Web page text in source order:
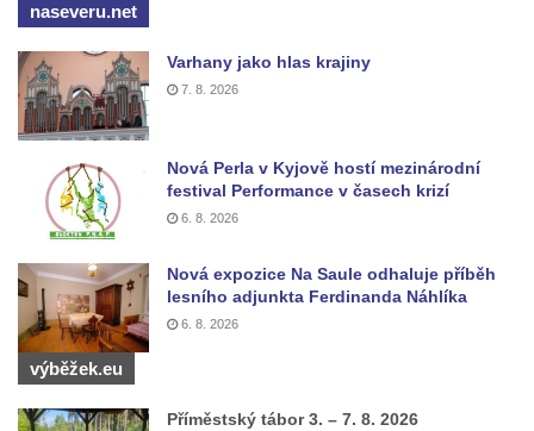
Českých Budějovicích
Pamětní deska Josefa Hloucha na
biskupské rezidenci v Českých
Budějovicích
Kamenném Újezdě
Pamětní kámen družebních obcí Kamenný
Kamenném Újezdě
Socha na náměstí J. V. Kamarýta ve
Velešíně
Pomník J. V. Kamarýta v Krumlovské ulici ve
Velešíně
naseveru.net
Varhany jako hlas krajiny
7. 8. 2026
Nová Perla v Kyjově hostí mezinárodní
festival Performance v časech krizí
6. 8. 2026
Nová expozice Na Saule odhaluje příběh
lesního adjunkta Ferdinanda Náhlíka
6. 8. 2026
výběžek.eu
Příměstský tábor 3. – 7. 8. 2026